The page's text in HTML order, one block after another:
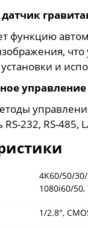
функцию
что
и
управление
232, RS-485,
4K60/50/
1080i60/50,
1/2.8",